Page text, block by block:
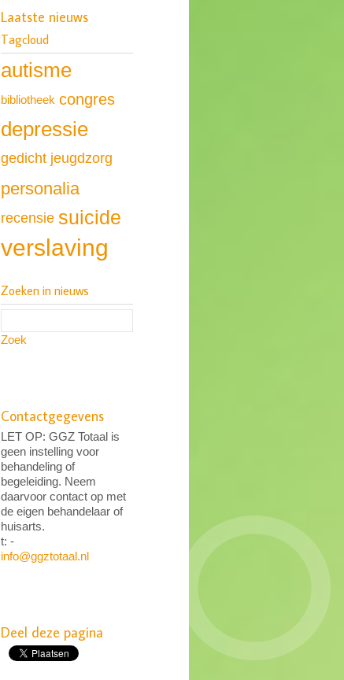
Laatste nieuws
Tagcloud
autisme
bibliotheek congres
depressie
gedicht jeugdzorg
personalia
recensie suicide
verslaving
Zoeken in nieuws
Zoek
Contactgegevens
LET OP: GGZ Totaal is
geen instelling voor
behandeling of
begeleiding. Neem
daarvoor contact op met
de eigen behandelaar of
huisarts.
t: -
info@ggztotaal.nl
Deel deze pagina